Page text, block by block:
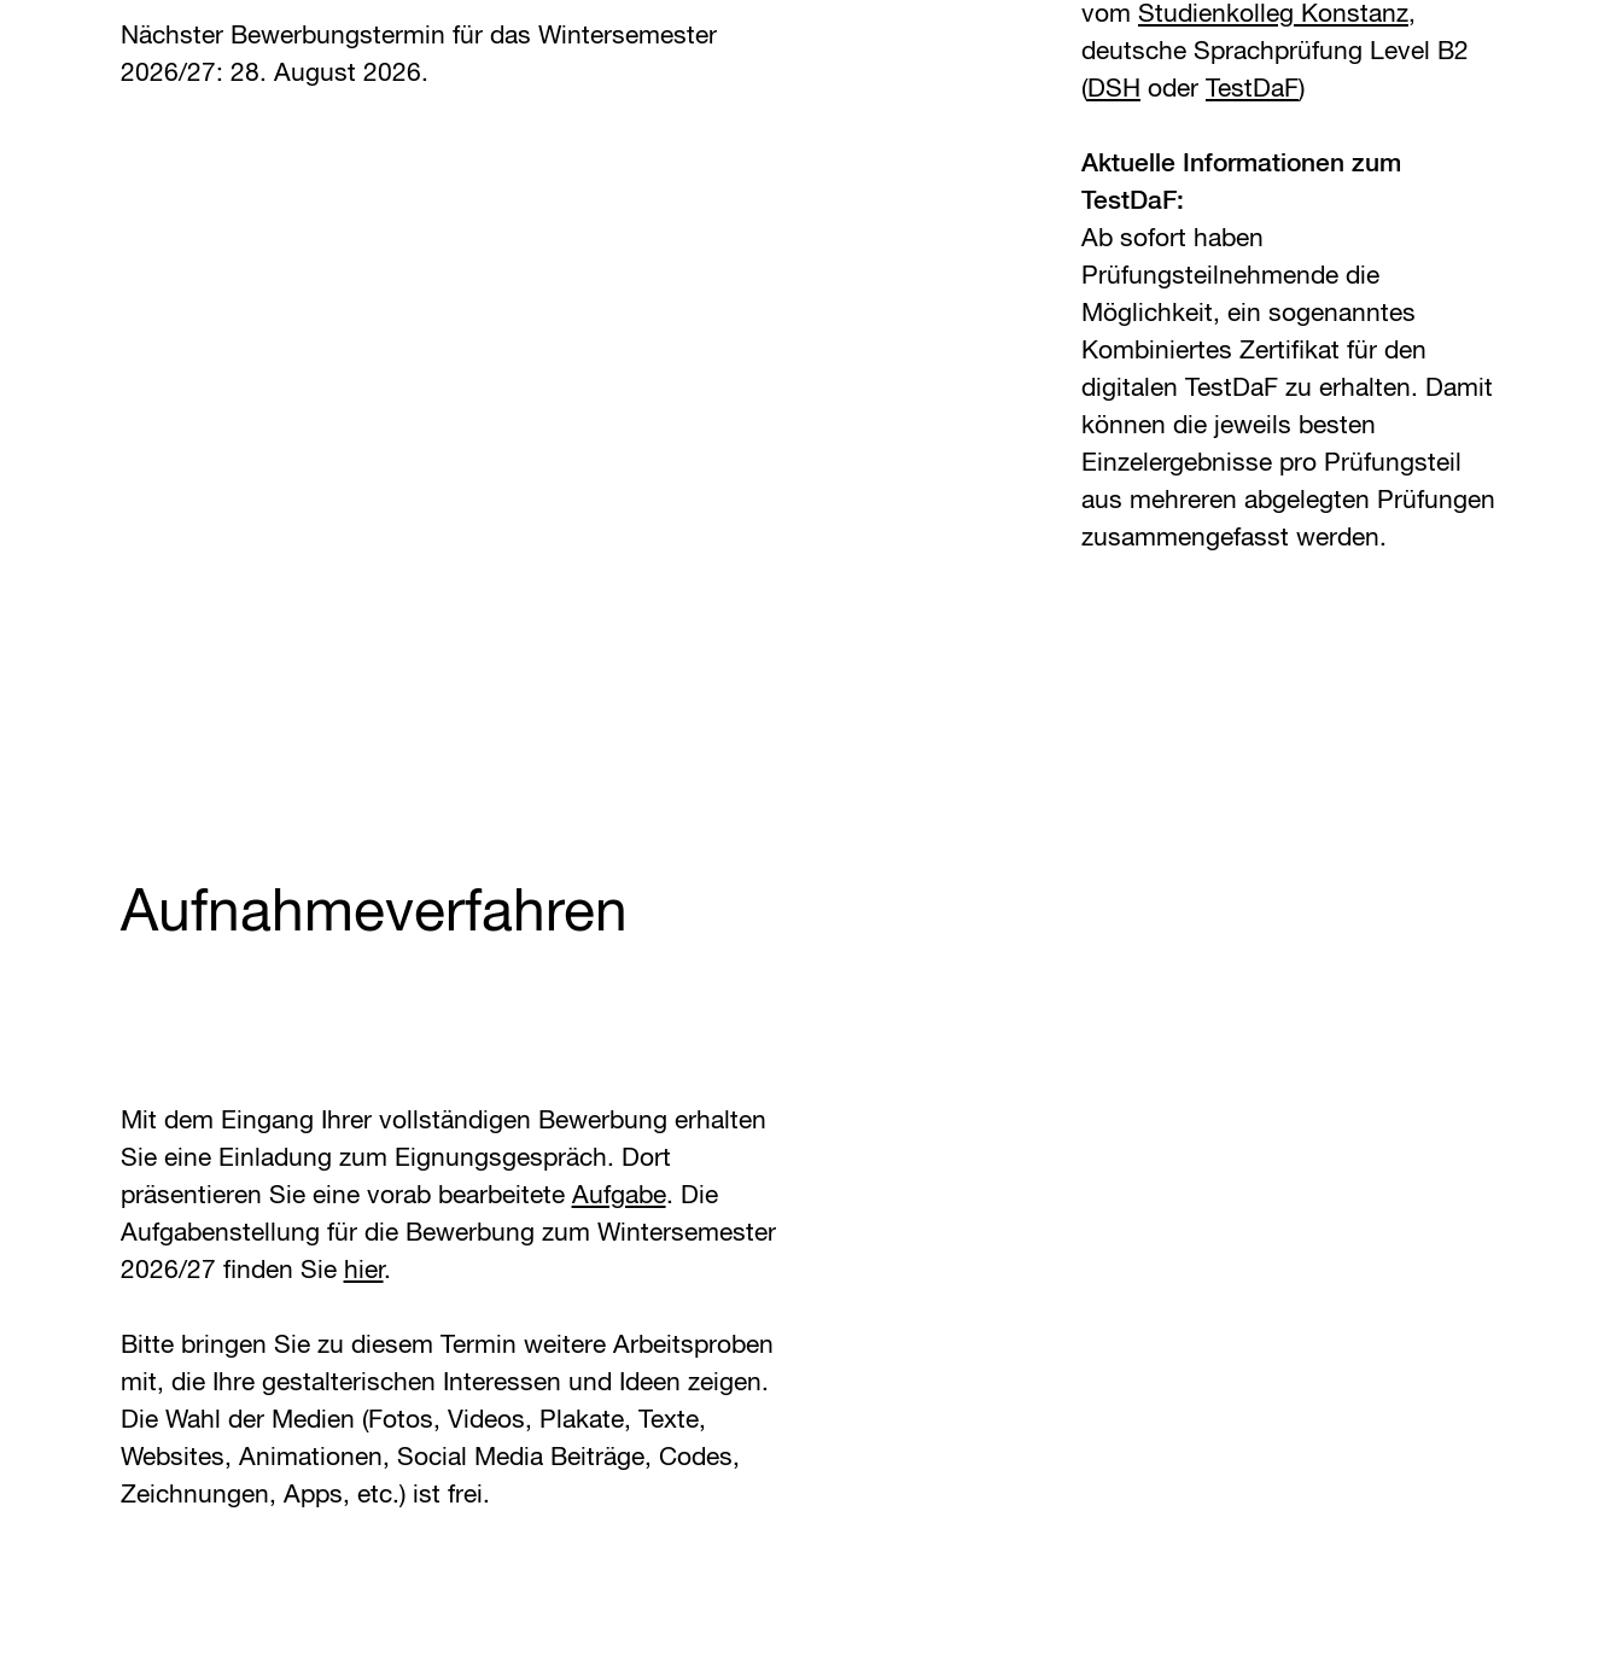
Nächster Bewerbungstermin für das Wintersemester
2026/27: 28. August 2026.
vom Studienkolleg Konstanz,
deutsche Sprachprüfung Level B2
(DSH oder TestDaF)
Aktuelle Informationen zum
TestDaF:
Ab sofort haben
Prüfungsteilnehmende die
Möglichkeit, ein sogenanntes
Kombiniertes Zertifikat für den
digitalen TestDaF zu erhalten. Damit
können die jeweils besten
Einzelergebnisse pro Prüfungsteil
aus mehreren abgelegten Prüfungen
zusammengefasst werden.
Aufnahmeverfahren
Mit dem Eingang Ihrer vollständigen Bewerbung erhalten
Sie eine Einladung zum Eignungsgespräch. Dort
präsentieren Sie eine vorab bearbeitete Aufgabe. Die
Aufgabenstellung für die Bewerbung zum Wintersemester
2026/27 finden Sie hier.
Bitte bringen Sie zu diesem Termin weitere Arbeitsproben
mit, die Ihre gestalterischen Interessen und Ideen zeigen.
Die Wahl der Medien (Fotos, Videos, Plakate, Texte,
Websites, Animationen, Social Media Beiträge, Codes,
Zeichnungen, Apps, etc.) ist frei.